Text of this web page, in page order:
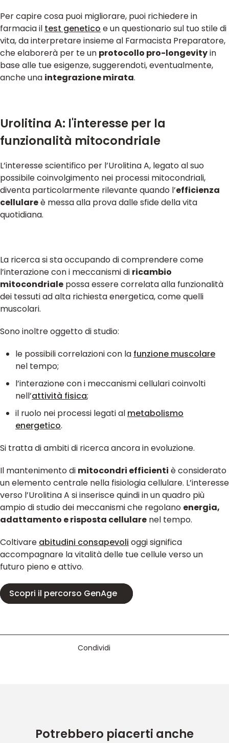
Per capire cosa puoi migliorare, puoi richiedere in
farmacia il test genetico e un questionario sul tuo stile di
vita, da interpretare insieme al Farmacista Preparatore,
che elaborerà per te un protocollo pro-longevityin
base alle tue esigenze, suggerendoti, eventualmente,
anche una integrazione mirata.
Urolitina A: l'interesse per la
funzionalità mitocondriale
L’interesse scientifico per l’Urolitina A, legato al suo
possibile coinvolgimento nei processi mitocondriali,
diventa particolarmente rilevante quando l’efficienza
cellulareè messa alla prova dalle sfide della vita
quotidiana.
La ricerca si sta occupando di comprendere come
l’interazione con i meccanismi di ricambio
mitocondriale possa essere correlata alla funzionalità
dei tessuti ad alta richiesta energetica, come quelli
muscolari.
Sono inoltre oggetto di studio:
le possibili correlazioni con la funzione muscolare
nel tempo;
l’interazione con i meccanismi cellulari coinvolti
nell’attività fisica;
il ruolo nei processi legati al metabolismo
energetico.
Si tratta di ambiti di ricerca ancora in evoluzione.
Il mantenimento di mitocondri efficienti è considerato
un elemento centrale nella fisiologia cellulare. L’interesse
verso l’Urolitina A si inserisce quindi in un quadro più
ampio di studio dei meccanismi che regolano energia,
adattamento e risposta cellulare nel tempo.
Coltivare abitudini consapevoli oggi significa
accompagnare la vitalità delle tue cellule verso un
futuro pieno e attivo.
Scopri il percorso GenAge
Condividi
Potrebbero piacerti anche